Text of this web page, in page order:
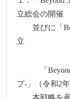
立総会の開催
並びに「
立
「Beyond
プ-」（令和2
本戦略を産